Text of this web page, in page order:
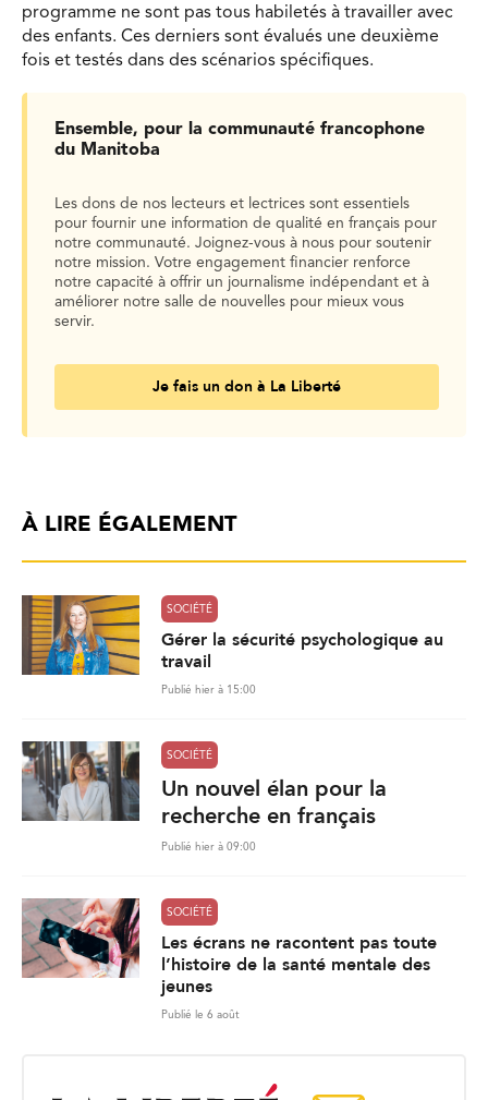
programme ne sont pas tous habiletés à travailler avec
des enfants. Ces derniers sont évalués une deuxième
fois et testés dans des scénarios spécifiques.
Ensemble, pour la communauté francophone
du Manitoba
Les dons de nos lecteurs et lectrices sont essentiels
pour fournir une information de qualité en français pour
notre communauté. Joignez-vous à nous pour soutenir
notre mission. Votre engagement financier renforce
notre capacité à offrir un journalisme indépendant et à
améliorer notre salle de nouvelles pour mieux vous
servir.
Je fais un don à La Liberté
À LIRE ÉGALEMENT
SOCIÉTÉ
Gérer la sécurité psychologique au
travail
Publié hier à 15:00
SOCIÉTÉ
Un nouvel élan pour la
recherche en français
Publié hier à 09:00
SOCIÉTÉ
Les écrans ne racontent pas toute
l’histoire de la santé mentale des
jeunes
Publié le 6 août